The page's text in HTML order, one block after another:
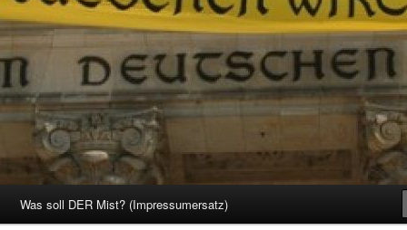
Was soll DER Mist? (Impressumersatz)